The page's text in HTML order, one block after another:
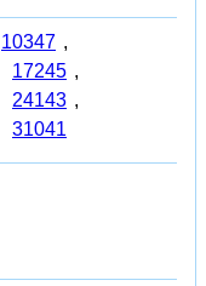
10347 ,
17245 ,
24143 ,
31041